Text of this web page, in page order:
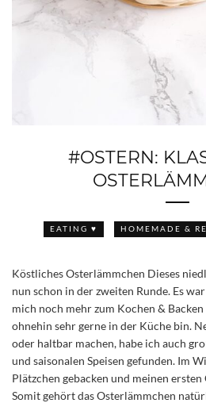
#OSTERN:
EATING ♥ HOMEMADE &
Köstliches Osterlämmchen Dieses
nun schon in der zweiten Runde. Es
mich noch mehr zum Kochen &
ohnehin sehr gerne in der Küche bin.
oder haltbar machen, habe ich auch
und saisonalen Speisen gefunden. Im
Plätzchen gebacken und meinen
Somit gehört das Osterlämmchen